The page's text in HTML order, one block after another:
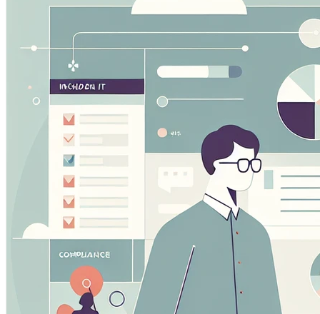
Questi cookie ci permettono di contare le visite e fonti
migliorare le prestazioni del nostro sito. Ci aiutano a
vedere come i visitatori si muovono intorno al sito.
Cookie Marketing
Questi cookie possono essere impostati attraverso il
essere utilizzati da quelle aziende per costruire un
pertinenti su altri siti.
Cookie Preferenze
Questi cookie permettono al sito web di ricordare le
regione in cui ti trovi) e forniscono funzionalità migliorate
Salva